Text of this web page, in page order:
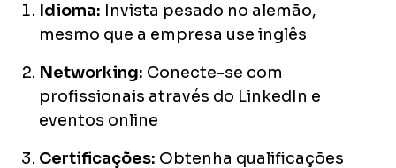
Idioma: Invista pesado no alemão,
mesmo que a empresa use inglês
Networking: Conecte-se com
profissionais através do LinkedIn e
eventos online
Certificações: Obtenha qualificações